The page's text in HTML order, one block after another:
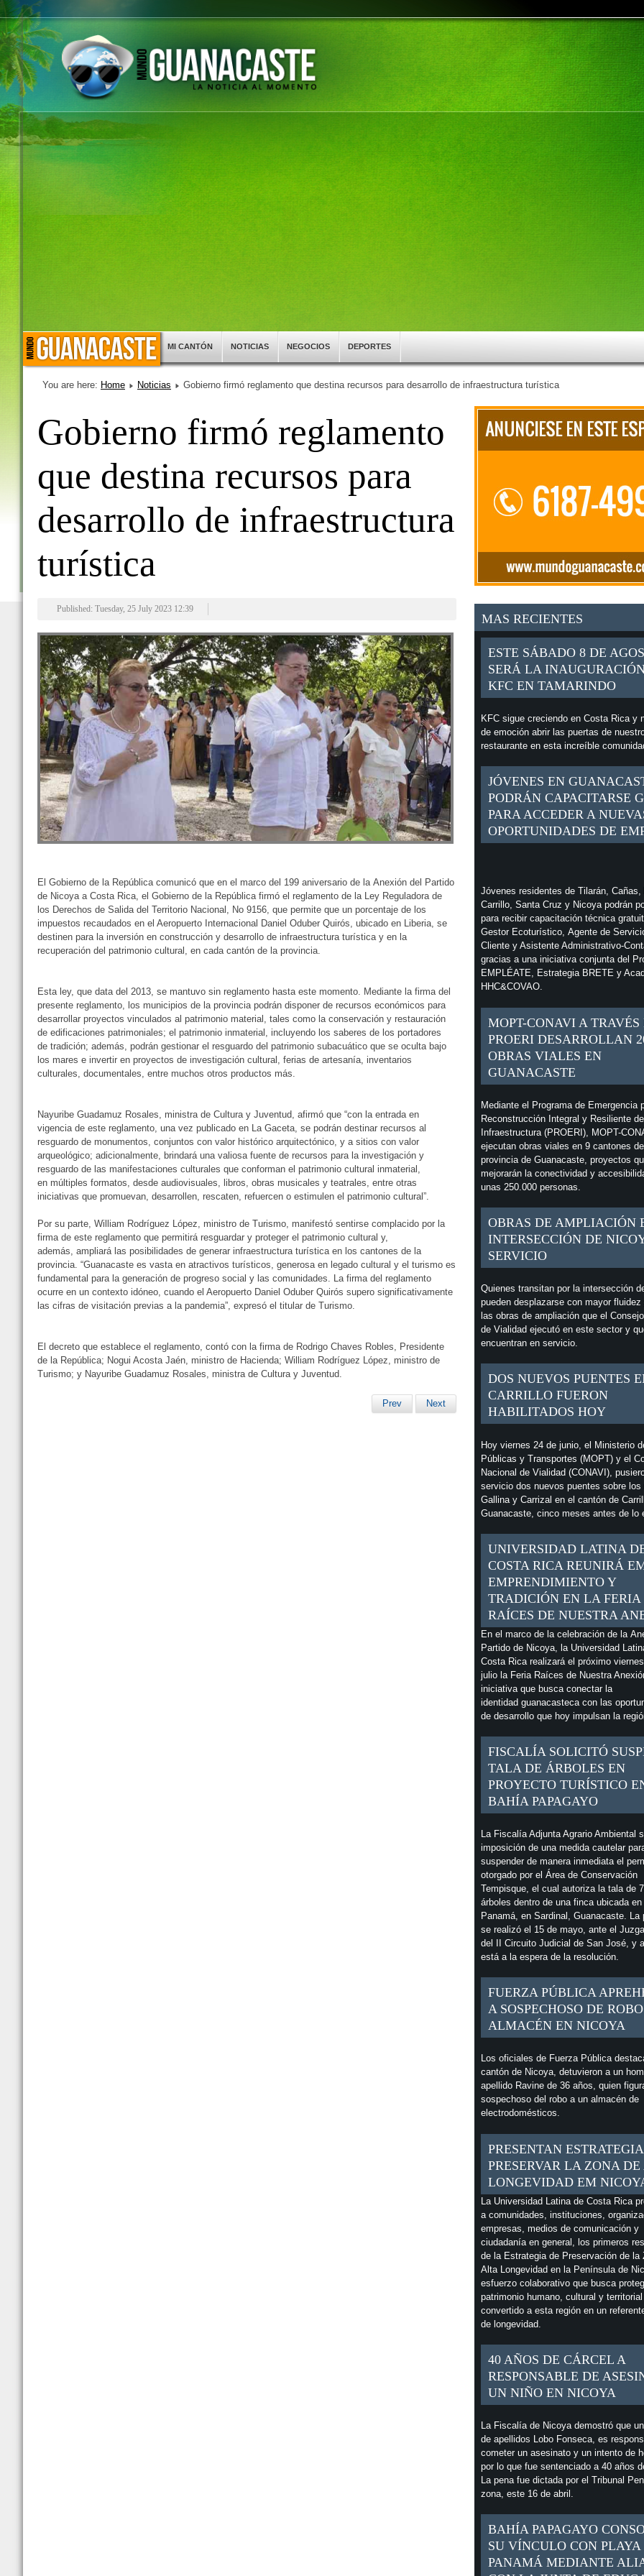
MI CANTÓN NOTICIAS NEGOCIOS DEPORTES
You are here: Home Noticias Gobierno firmó reglamento que destina recursos para desarrollo de infraestructura turística
Gobierno firmó reglamento
que destina recursos para
desarrollo de infraestructura
turística
Published: Tuesday, 25 July 2023 12:39
El Gobierno de la República comunicó que en el marco del 199 aniversario de la Anexión del Partido
de Nicoya a Costa Rica, el Gobierno de la República firmó el reglamento de la Ley Reguladora de
los Derechos de Salida del Territorio Nacional, No 9156, que permite que un porcentaje de los
impuestos recaudados en el Aeropuerto Internacional Daniel Oduber Quirós, ubicado en Liberia, se
destinen para la inversión en construcción y desarrollo de infraestructura turística y en la
recuperación del patrimonio cultural, en cada cantón de la provincia.
Esta ley, que data del 2013, se mantuvo sin reglamento hasta este momento. Mediante la firma del
presente reglamento, los municipios de la provincia podrán disponer de recursos económicos para
desarrollar proyectos vinculados al patrimonio material, tales como la conservación y restauración
de edificaciones patrimoniales; el patrimonio inmaterial, incluyendo los saberes de los portadores
de tradición; además, podrán gestionar el resguardo del patrimonio subacuático que se oculta bajo
los mares e invertir en proyectos de investigación cultural, ferias de artesanía, inventarios
culturales, documentales, entre muchos otros productos más.
Nayuribe Guadamuz Rosales, ministra de Cultura y Juventud, afirmó que “con la entrada en
vigencia de este reglamento, una vez publicado en La Gaceta, se podrán destinar recursos al
resguardo de monumentos, conjuntos con valor histórico arquitectónico, y a sitios con valor
arqueológico; adicionalmente, brindará una valiosa fuente de recursos para la investigación y
resguardo de las manifestaciones culturales que conforman el patrimonio cultural inmaterial,
en múltiples formatos, desde audiovisuales, libros, obras musicales y teatrales, entre otras
iniciativas que promuevan, desarrollen, rescaten, refuercen o estimulen el patrimonio cultural”.
Por su parte, William Rodríguez López, ministro de Turismo, manifestó sentirse complacido por la
firma de este reglamento que permitirá resguardar y proteger el patrimonio cultural y,
además, ampliará las posibilidades de generar infraestructura turística en los cantones de la
provincia. “Guanacaste es vasta en atractivos turísticos, generosa en legado cultural y el turismo es
fundamental para la generación de progreso social y las comunidades. La firma del reglamento
ocurre en un contexto idóneo, cuando el Aeropuerto Daniel Oduber Quirós supero significativamente
las cifras de visitación previas a la pandemia”, expresó el titular de Turismo.
El decreto que establece el reglamento, contó con la firma de Rodrigo Chaves Robles, Presidente
de la República; Nogui Acosta Jaén, ministro de Hacienda; William Rodríguez López, ministro de
Turismo; y Nayuribe Guadamuz Rosales, ministra de Cultura y Juventud.
Prev Next
MAS RECIENTES
ESTE SÁBADO 8 DE
SERÁ LA
KFC EN TAMARINDO
KFC sigue creciendo en Costa Rica y
de emoción abrir las puertas de
restaurante en esta increíble
JÓVENES EN
PODRÁN CAPACITARSE
PARA ACCEDER A
OPORTUNIDADES DE
Jóvenes residentes de Tilarán, Cañas,
Carrillo, Santa Cruz y Nicoya podrán
para recibir capacitación técnica
Gestor Ecoturístico, Agente de
Cliente y Asistente Administrativo-
gracias a una iniciativa conjunta del
EMPLÉATE, Estrategia BRETE y
HHC&COVAO.
MOPT-CONAVI A TRAVÉS
PROERI DESARROLLAN
OBRAS VIALES EN
GUANACASTE
Mediante el Programa de Emergencia
Reconstrucción Integral y Resiliente de
Infraestructura (PROERI), MOPT-
ejecutan obras viales en 9 cantones
provincia de Guanacaste, proyectos
mejorarán la conectividad y
unas 250.000 personas.
OBRAS DE AMPLIACIÓN
INTERSECCIÓN DE
SERVICIO
Quienes transitan por la intersección
pueden desplazarse con mayor fluidez
las obras de ampliación que el
de Vialidad ejecutó en este sector y
encuentran en servicio.
DOS NUEVOS PUENTES
CARRILLO FUERON
HABILITADOS HOY
Hoy viernes 24 de junio, el Ministerio
Públicas y Transportes (MOPT) y el
Nacional de Vialidad (CONAVI),
servicio dos nuevos puentes sobre los
Gallina y Carrizal en el cantón de
Guanacaste, cinco meses antes de lo
UNIVERSIDAD LATINA
COSTA RICA REUNIRÁ
EMPRENDIMIENTO Y
TRADICIÓN EN LA FERIA
RAÍCES DE NUESTRA
En el marco de la celebración de la
Partido de Nicoya, la Universidad
Costa Rica realizará el próximo
julio la Feria Raíces de Nuestra
iniciativa que busca conectar la
identidad guanacasteca con las
de desarrollo que hoy impulsan la
FISCALÍA SOLICITÓ
TALA DE ÁRBOLES EN
PROYECTO TURÍSTICO
BAHÍA PAPAGAYO
La Fiscalía Adjunta Agrario Ambiental
imposición de una medida cautelar
suspender de manera inmediata el
otorgado por el Área de Conservación
Tempisque, el cual autoriza la tala de
árboles dentro de una finca ubicada en
Panamá, en Sardinal, Guanacaste. La
se realizó el 15 de mayo, ante el
del II Circuito Judicial de San José, y
está a la espera de la resolución.
FUERZA PÚBLICA
A SOSPECHOSO DE
ALMACÉN EN NICOYA
Los oficiales de Fuerza Pública
cantón de Nicoya, detuvieron a un
apellido Ravine de 36 años, quien
sospechoso del robo a un almacén de
electrodomésticos.
PRESENTAN
PRESERVAR LA ZONA DE
LONGEVIDAD EM
La Universidad Latina de Costa Rica
a comunidades, instituciones,
empresas, medios de comunicación y
ciudadanía en general, los primeros
de la Estrategia de Preservación de la
Alta Longevidad en la Península de
esfuerzo colaborativo que busca
patrimonio humano, cultural y
convertido a esta región en un
de longevidad.
40 AÑOS DE CÁRCEL A
RESPONSABLE DE
UN NIÑO EN NICOYA
La Fiscalía de Nicoya demostró que
de apellidos Lobo Fonseca, es
cometer un asesinato y un intento de
por lo que fue sentenciado a 40 años
La pena fue dictada por el Tribunal
zona, este 16 de abril.
BAHÍA PAPAGAYO
SU VÍNCULO CON PLAYA
PANAMÁ MEDIANTE